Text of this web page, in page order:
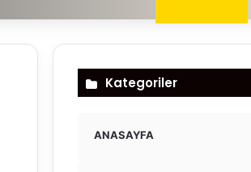
Kategoriler
ANASAYFA